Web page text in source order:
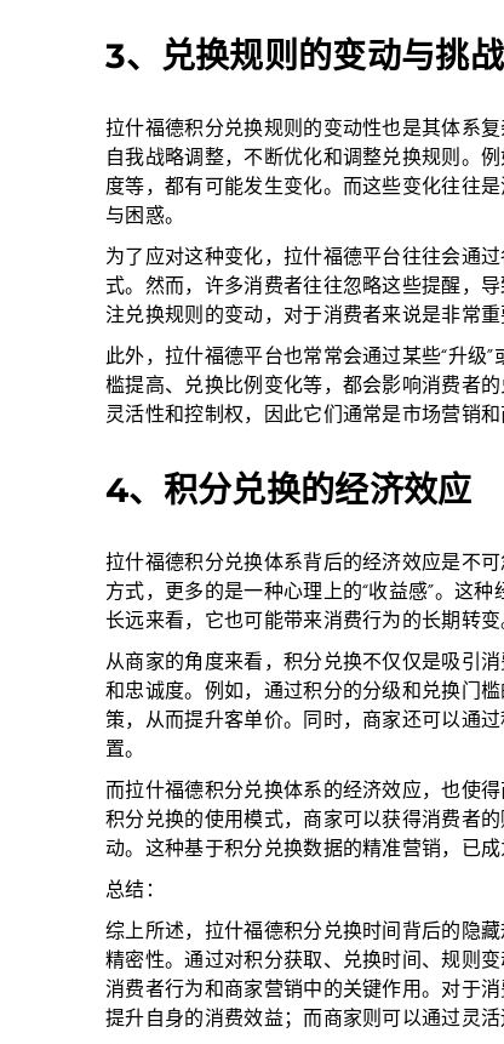
3、兑换规则的变动与挑战
拉什福德积分兑换规则的变动性也是其体系
自我战略调整，不断优化和调整兑换规则。
度等，都有可能发生变化。而这些变化往往
与困惑。
为了应对这种变化，拉什福德平台往往会通
式。然而，许多消费者往往忽略这些提醒，
注兑换规则的变动，对于消费者来说是非常重
此外，拉什福德平台也常常会通过某些“升级
槛提高、兑换比例变化等，都会影响消费者
灵活性和控制权，因此它们通常是市场营销和
4、积分兑换的经济效应
拉什福德积分兑换体系背后的经济效应是不
方式，更多的是一种心理上的“收益感”。这
长远来看，它也可能带来消费行为的长期转变
从商家的角度来看，积分兑换不仅仅是吸引
和忠诚度。例如，通过积分的分级和兑换门
策，从而提升客单价。同时，商家还可以通
置。
而拉什福德积分兑换体系的经济效应，也使
积分兑换的使用模式，商家可以获得消费者
动。这种基于积分兑换数据的精准营销，已
总结：
综上所述，拉什福德积分兑换时间背后的隐
精密性。通过对积分获取、兑换时间、规则
消费者行为和商家营销中的关键作用。对于
提升自身的消费效益；而商家则可以通过灵